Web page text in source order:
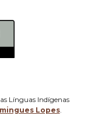
Línguas Indígenas
Lopes.